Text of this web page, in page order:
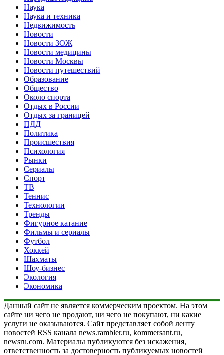
Наука
Наука и техника
Недвижимость
Новости
Новости ЗОЖ
Новости медицины
Новости Москвы
Новости путешествий
Образование
Общество
Около спорта
Отдых в России
Отдых за границей
ПДД
Политика
Происшествия
Психология
Рынки
Сериалы
Спорт
ТВ
Теннис
Технологии
Тренды
Фигурное катание
Фильмы и сериалы
Футбол
Хоккей
Шахматы
Шоу-бизнес
Экология
Экономика
Данный сайт не является коммерческим проектом. На этом
сайте ни чего не продают, ни чего не покупают, ни какие
услуги не оказываются. Сайт представляет собой ленту
новостей RSS канала news.rambler.ru, kommersant.ru,
newsru.com. Материалы публикуются без искажения,
ответственность за достоверность публикуемых новостей